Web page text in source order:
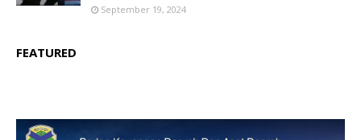
September 19, 2024
FEATURED